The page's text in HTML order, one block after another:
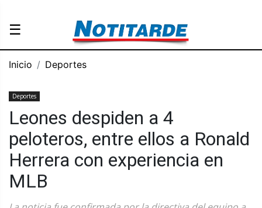
☰
Inicio Deportes
Deportes
Leones despiden a 4
peloteros, entre ellos a Ronald
Herrera con experiencia en
MLB